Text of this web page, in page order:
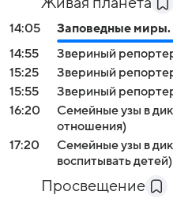
14:05
Заповедные миры.
14:55
Звериный
15:25
Звериный
15:55
Звериный
16:20
Семейные узы в
отношения)
17:20
Семейные узы в
воспитывать детей)
Просвещение